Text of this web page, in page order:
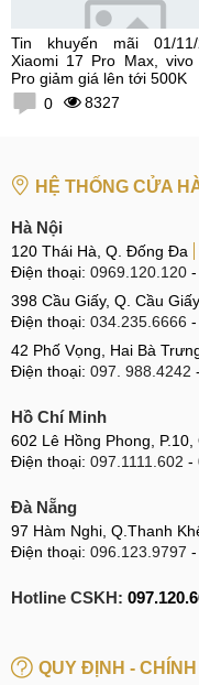
Tin khuyến mãi 01/11/
Xiaomi 17 Pro Max, vivo
Pro giảm giá lên tới 500K
0
8327
HỆ THỐNG CỬA
Hà Nội
120 Thái Hà, Q. Đống Đa
Điện thoại: 0969.120.120 -
398 Cầu Giấy, Q. Cầu Giấy
Điện thoại: 034.235.6666 -
42 Phố Vọng, Hai Bà
Điện thoại: 097. 988.4242 -
Hồ Chí Minh
602 Lê Hồng Phong, P.10,
Điện thoại: 097.1111.602 -
Đà Nẵng
97 Hàm Nghi, Q.Thanh
Điện thoại: 096.123.9797 -
Hotline CSKH:
QUY ĐỊNH -